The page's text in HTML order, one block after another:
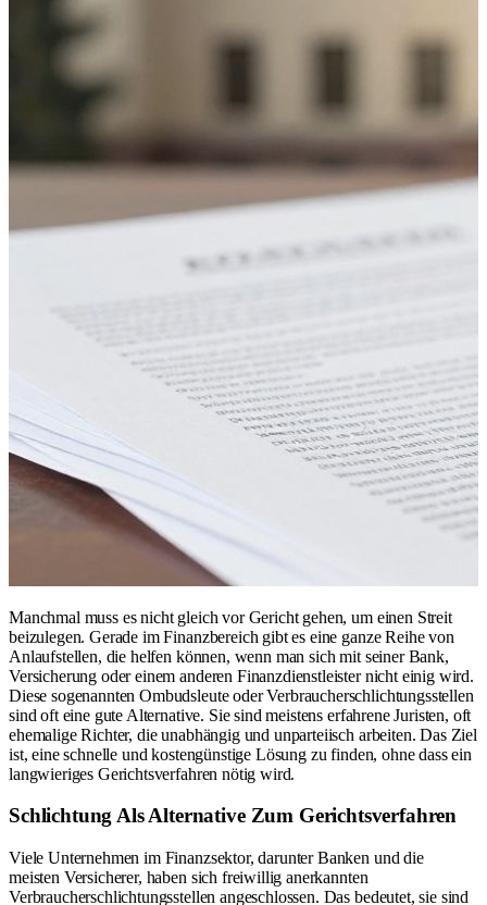
Manchmal muss es nicht gleich vor Gericht gehen, um einen Streit
beizulegen. Gerade im Finanzbereich gibt es eine ganze Reihe von
Anlaufstellen, die helfen können, wenn man sich mit seiner Bank,
Versicherung oder einem anderen Finanzdienstleister nicht einig wird.
Diese sogenannten Ombudsleute oder Verbraucherschlichtungsstellen
sind oft eine gute Alternative. Sie sind meistens erfahrene Juristen, oft
ehemalige Richter, die unabhängig und unparteiisch arbeiten. Das Ziel
ist, eine schnelle und kostengünstige Lösung zu finden, ohne dass ein
langwieriges Gerichtsverfahren nötig wird.
Schlichtung Als Alternative Zum Gerichtsverfahren
Viele Unternehmen im Finanzsektor, darunter Banken und die
meisten Versicherer, haben sich freiwillig anerkannten
Verbraucherschlichtungsstellen angeschlossen. Das bedeutet, sie sind